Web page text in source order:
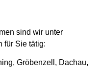
sind wir unter
für Sie tätig:
Gröbenzell, Dachau,